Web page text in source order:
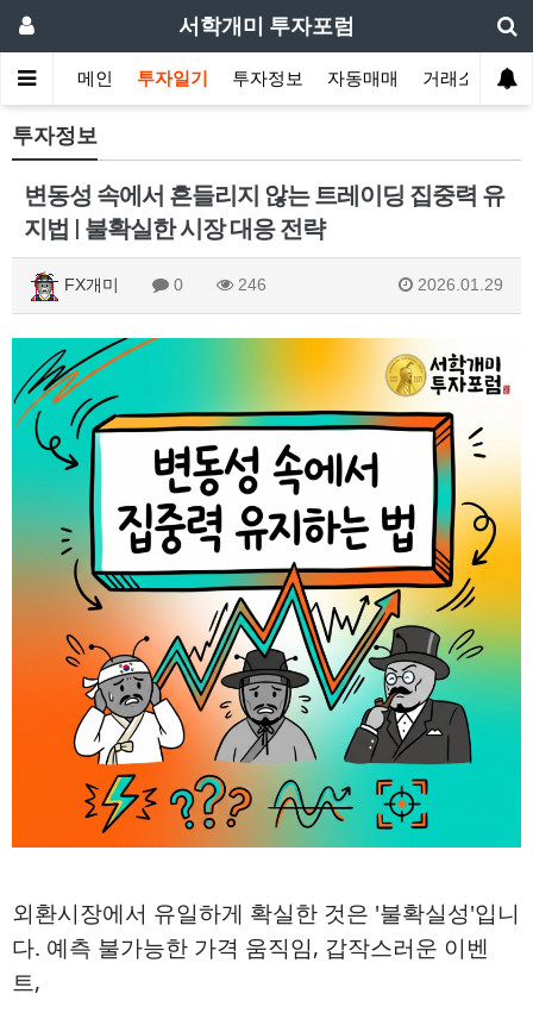
서학개미 투자포럼
메인 투자일기 투자정보 자동매매 거래소
투자정보
변동성 속에서 흔들리지 않는 트레이딩 집중력 유
지법 | 불확실한 시장 대응 전략
FX개미 0 246 2026.01.29
외환시장에서 유일하게 확실한 것은 '불확실성'입니
다. 예측 불가능한 가격 움직임, 갑작스러운 이벤
트,